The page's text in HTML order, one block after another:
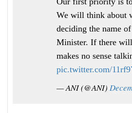
We will think about
deciding the name
Minister. If there
makes no sense
pic.twitter.com/
— ANI (@ANI)